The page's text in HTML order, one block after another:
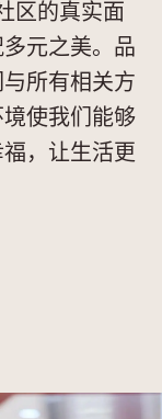
区的真实面
元之美。品
所有相关方
使我们能够
，让生活更